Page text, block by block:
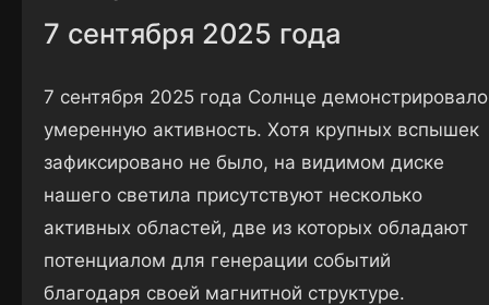
7 сентября 2025 года
7 сентября 2025 года Солнце демонстрировало
умеренную активность. Хотя крупных вспышек
зафиксировано не было, на видимом диске
нашего светила присутствуют несколько
активных областей, две из которых обладают
потенциалом для генерации событий
благодаря своей магнитной структуре.